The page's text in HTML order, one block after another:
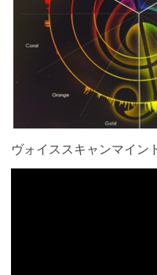
ヴォイススキャンマイン